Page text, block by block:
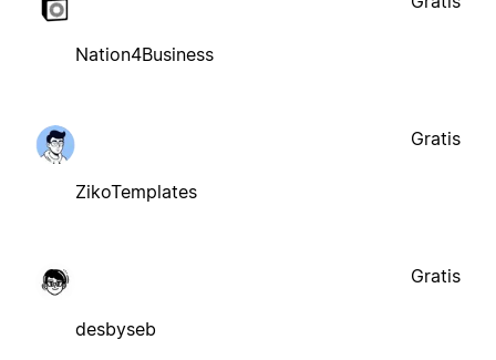
Nation4Business
ZikoTemplates
Gratis
desbyseb
Gratis